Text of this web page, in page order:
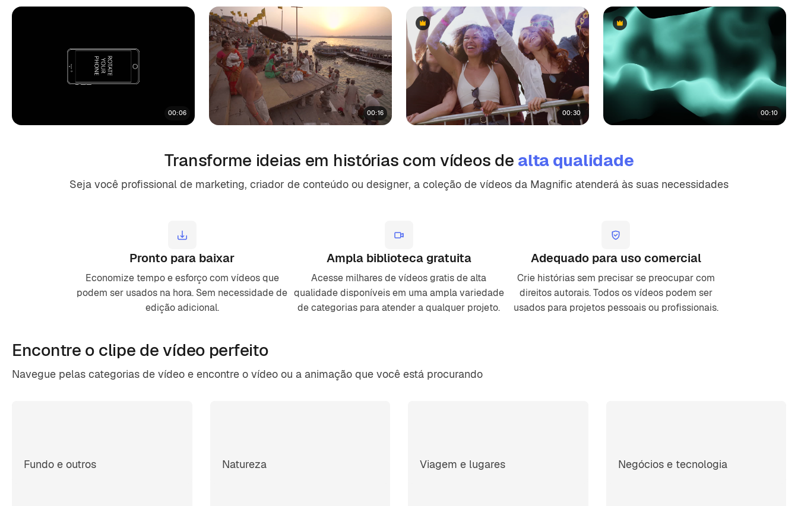
00:06 00:16 00:30
Premium
Premium
00:10
Premium
Premium
Transforme ideias em histórias com vídeos de alta qualidade
Seja você profissional de marketing, criador de conteúdo ou designer, a coleção de vídeos da Magnific atenderá às suas necessidades
Pronto para baixar
Economize tempo e esforço com vídeos que
podem ser usados ​​na hora. Sem necessidade de
edição adicional.
Ampla biblioteca gratuita
Acesse milhares de vídeos gratis de alta
qualidade disponíveis em uma ampla variedade
de categorias para atender a qualquer projeto.
Adequado para uso comercial
Crie histórias sem precisar se preocupar com
direitos autorais. Todos os vídeos podem ser
usados para projetos pessoais ou profissionais.
Encontre o clipe devídeo perfeito
Navegue pelas categorias de vídeo e encontre o vídeo ou a animação que você está procurando
Fundo e outros Natureza Viagem e lugares Negócios e tecnologia